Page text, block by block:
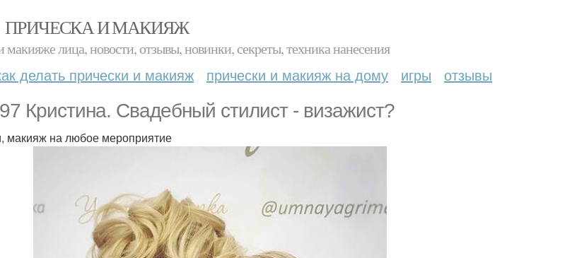
ПРИЧЕСКА И МАКИЯЖ
лица, новости, отзывы, новинки, секреты, техника нанесения
делать прически и макияж прически и макияж на дому игры отзывы
Кристина. Свадебный стилист - визажист?
макияж на любое мероприятие